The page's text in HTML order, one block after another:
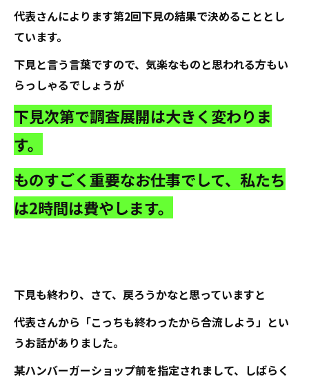
代表さんによります第2回下見の結果で決めることとし
ています。
下見と言う言葉ですので、気楽なものと思われる方もい
らっしゃるでしょうが
下見次第で調査展開は大きく変わりま
す。
ものすごく重要なお仕事でして、私たち
は2時間は費やします。
下見も終わり、さて、戻ろうかなと思っていますと
代表さんから「こっちも終わったから合流しよう」とい
うお話がありました。
某ハンバーガーショップ前を指定されまして、しばらく